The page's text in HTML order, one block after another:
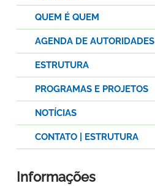
QUEM É QUEM
AGENDA DE AUTORIDADES
ESTRUTURA
PROGRAMAS E PROJETOS
NOTÍCIAS
CONTATO | ESTRUTURA
Informações